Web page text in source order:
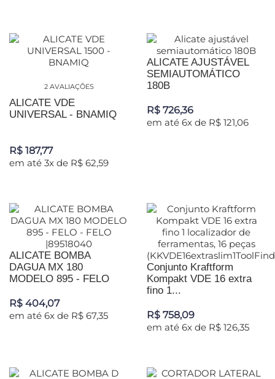
2 AVALIAÇÕES
ALICATE VDE
UNIVERSAL - BNAMIQ
R$ 187,77
em até 3x de R$ 62,59
ALICATE AJUSTÁVEL
SEMIAUTOMÁTICO
180B
R$ 726,36
em até 6x de R$ 121,06
ALICATE BOMBA
DAGUA MX 180
MODELO 895 - FELO
R$ 404,07
em até 6x de R$ 67,35
Conjunto Kraftform
Kompakt VDE 16 extra
fino 1...
R$ 758,09
em até 6x de R$ 126,35